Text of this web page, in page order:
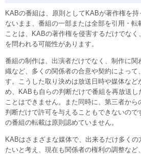
KABの番組は、原則としてKABが著作権を
ないまま、番組の一部または全部を引用・転
ことは、KABの著作権を侵害するだけでな
を問われる可能性があります。
番組の制作は、出演者だけでなく、制作に関
織など、多くの関係者の合意や契約によって
す。こうした取り決めは放送日時や媒体など
め、KABも自らの判断だけで番組を再放送し
ことはできません。また同時に、第三者か
判断だけで許可を与えることもできないの
の番組の転載は原則認めていません。
KABはさまざまな媒体で、出来るだけ多く
たいと考え、現在も関係者の権利の調整など